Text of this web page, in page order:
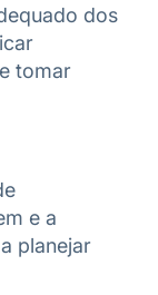
dos
tomar
e a
planejar